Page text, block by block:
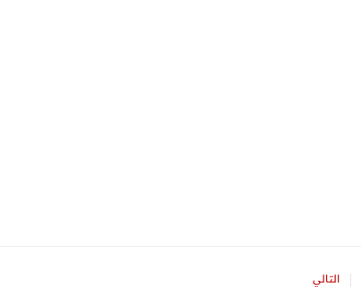
التالي